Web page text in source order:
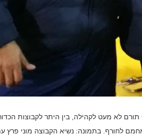
לא מעט לקהילה, בין היתר לקבוצות
לחורף. בתמונה: נשיא הקבוצה מוני פרץ